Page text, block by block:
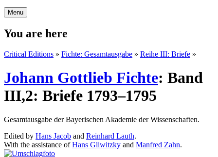
Menu
You are here
Critical Editions » Fichte: Gesamtausgabe » Reihe III: Briefe »
Johann Gottlieb Fichte: Band
III,2: Briefe 1793–1795
Gesamtausgabe der Bayerischen Akademie der Wissenschaften.
Edited by Hans Jacob and Reinhard Lauth.
With the assistance ofHans Gliwitzky and Manfred Zahn.